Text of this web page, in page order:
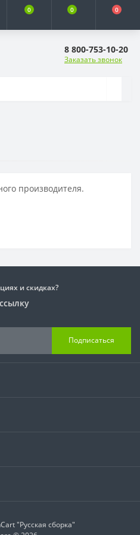
0 0 0
8 800-753-10-20
Заказать звонок
производителя.
и скидках?
Подписаться
"Русская сборка"